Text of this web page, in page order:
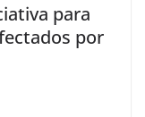
para
por